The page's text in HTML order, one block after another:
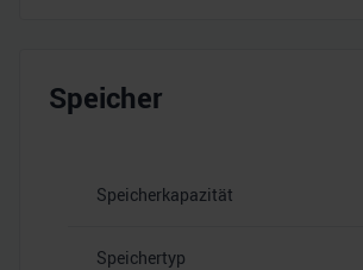
Speicher
Speicherkapazität
Speichertyp